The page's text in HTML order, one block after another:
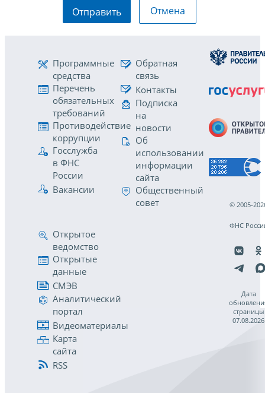
Отправить Отмена
Программные
средства
Перечень
обязательных
требований
Противодействие
коррупции
Госслужба
в ФНС
России
Вакансии
Обратная
связь
Контакты
Подписка
на
новости
Об
использовании
информации
сайта
Общественный
совет
Открытое
ведомство
Открытые
данные
СМЭВ
Аналитический
портал
Видеоматериалы
Карта
сайта
RSS
© 2005-
ФНС
Дата
страницы
07.08.2026